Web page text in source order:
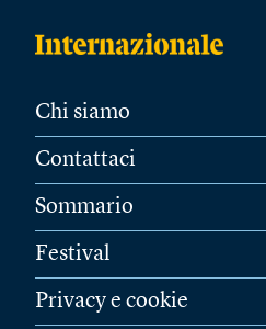
Chi siamo
Contattaci
Sommario
Festival
Privacy e cookie